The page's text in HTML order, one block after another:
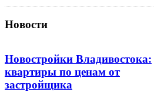
Новости
Новостройки Владивостока:
квартиры по ценам от
застройщика